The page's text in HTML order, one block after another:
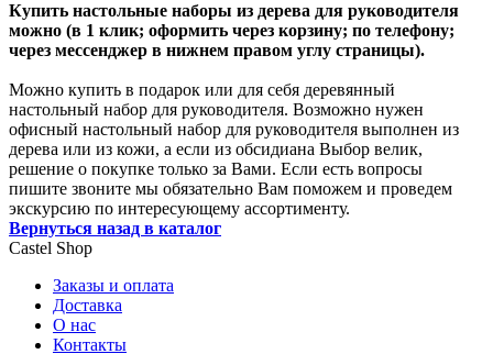
Купить настольные наборы из дерева для руководителя
можно (в 1 клик; оформить через корзину; по телефону;
через мессенджер в нижнем правом углу страницы).
Можно купить в подарок или для себя деревянный
настольный набор для руководителя. Возможно нужен
офисный настольный набор для руководителя выполнен из
дерева или из кожи, а если из обсидиана Выбор велик,
решение о покупке только за Вами. Если есть вопросы
пишите звоните мы обязательно Вам поможем и проведем
экскурсию по интересующему ассортименту.
Вернуться назад в каталог
Castel Shop
Заказы и оплата
Доставка
О нас
Контакты